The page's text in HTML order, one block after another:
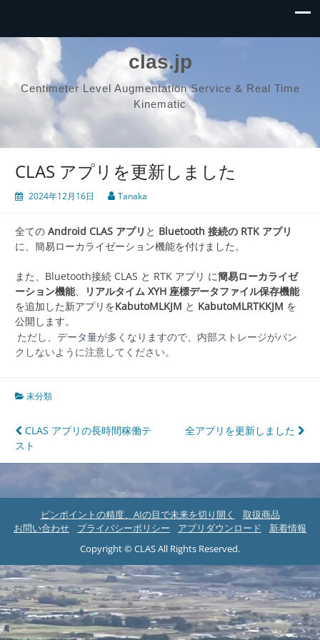
clas.jp
Centimeter Level Augmentation Service & Real Time
Kinematic
CLAS アプリを更新しました
2024年12月16日 Tanaka
全ての Android CLAS アプリ と Bluetooth 接続の RTK アプリ
に、簡易ローカライゼーション機能を付けました。
また、Bluetooth接続 CLAS と RTK アプリ に簡易ローカライゼ
ーション機能、
リアルタイム XYH 座標データファイル保存機能
を追加した新アプリをKabutoMLKJM と KabutoMLRTKKJM を
公開します。
ただし、データ量が多くなりますので、内部ストレージがパン
クしないように注意してください。
未分類
投
稿
ナ
ビ
ゲ
シ
ョ
ン
CLAS アプリの長時間稼働テ
スト
全アプリを更新しました
ピンポイントの精度、AIの目で未来を切り開く
取扱商品
お問い合わせ
プライバシーポリシー アプリダウンロード
新着情報
Copyright © CLAS All Rights Reserved.